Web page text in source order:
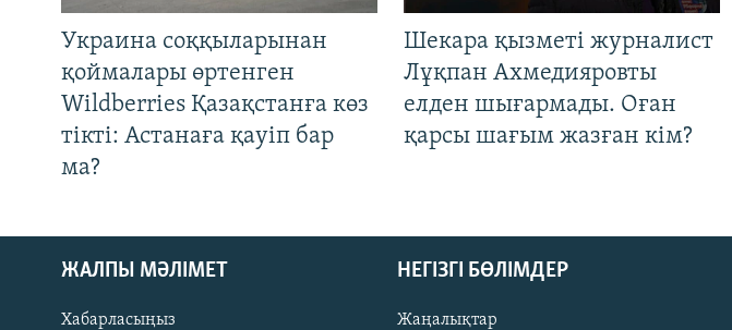
Украина соққыларынан
қоймалары өртенген
Wildberries Қазақстанға көз
тікті: Астанаға қауіп бар
ма?
Шекара қызметі журналист
Лұқпан Ахмедияровты
елден шығармады. Оған
қарсы шағым жазған кім?
ЖАЛПЫ МӘЛІМЕТ
Хабарласыңыз
НЕГІЗГІ БӨЛІМДЕР
Жаңалықтар